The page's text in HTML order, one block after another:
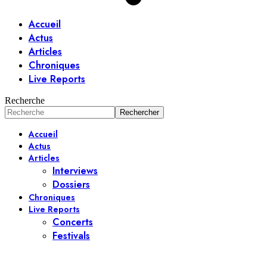
Accueil
Actus
Articles
Chroniques
Live Reports
Recherche
Accueil
Actus
Articles
Interviews
Dossiers
Chroniques
Live Reports
Concerts
Festivals